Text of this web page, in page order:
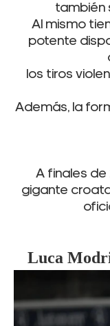
también
Al mismo
potente
los tiros
Además, la
A finales de
gigante
Luca